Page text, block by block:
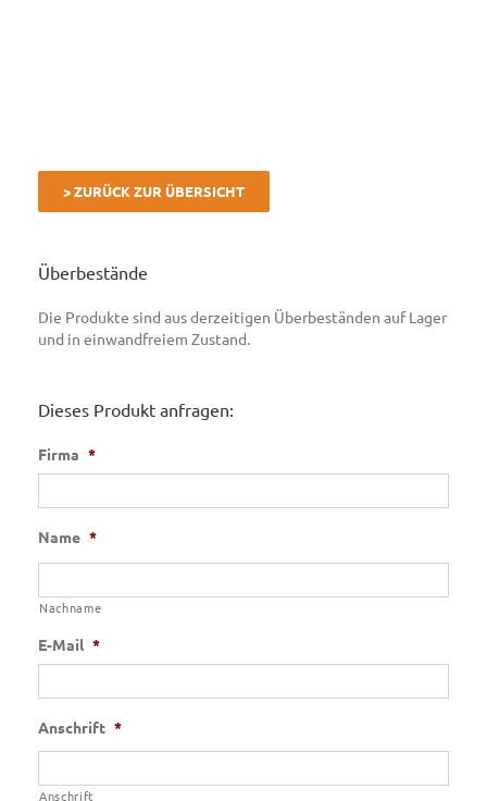
> ZURÜCK ZUR ÜBERSICHT
Überbestände
Die Produkte sind aus derzeitigen Überbeständen auf Lager
und in einwandfreiem Zustand.
Dieses Produkt anfragen:
Firma *
Name *
Nachname
E-Mail *
Anschrift *
Anschrift